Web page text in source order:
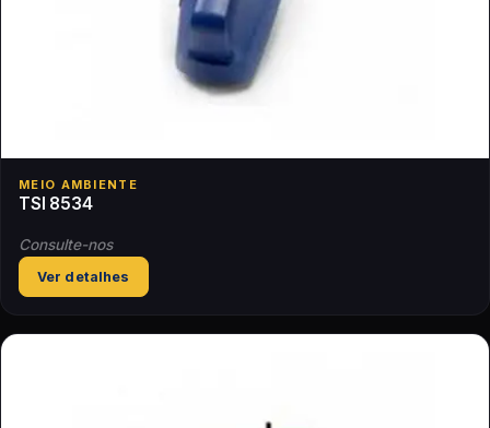
MEIO AMBIENTE
TSI 8534
Consulte-nos
Ver detalhes